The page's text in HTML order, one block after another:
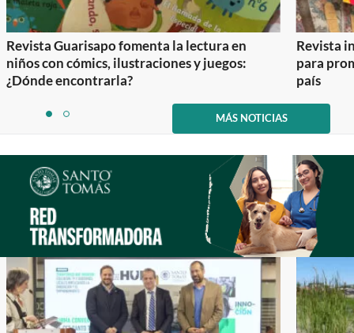
Revista Guarisapo fomenta la lectura en
niños con cómics, ilustraciones y juegos:
¿Dónde encontrarla?
Revista
para
país
itemitem
2
MÁS NOTICIAS